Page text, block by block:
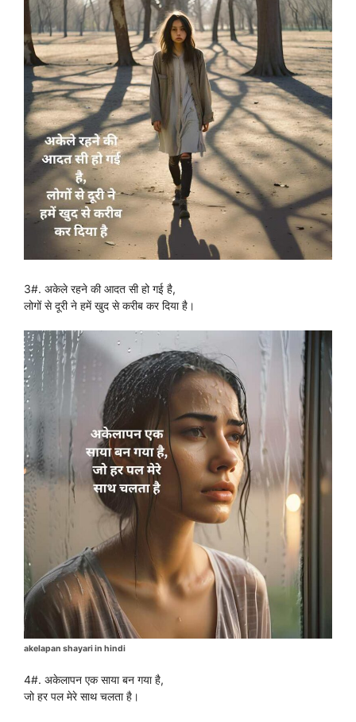
3#. अकेले रहने की आदत सी हो गई है,
लोगों से दूरी ने हमें खुद से करीब कर दिया है।
akelapan shayari in hindi
4#. अकेलापन एक साया बन गया है,
जो हर पल मेरे साथ चलता है।